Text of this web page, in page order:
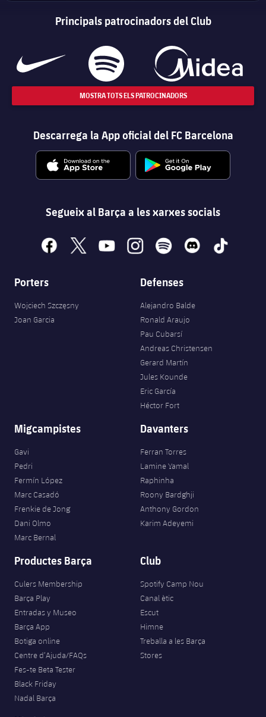
Principals patrocinadors del Club
MOSTRA TOTS ELS PATROCINADORS
Descarrega la App oficial del FC Barcelona
Segueix al Barça a les xarxes socials
facebook
x youtubeinstagramspotify discord tiktok
Porters
Wojciech Szczęsny
Joan Garcia
Defenses
Alejandro Balde
Ronald Araujo
Pau Cubarsí
Andreas Christensen
Gerard Martín
Jules Kounde
Eric García
Héctor Fort
Migcampistes
Gavi
Pedri
Fermín López
Marc Casadó
Frenkie de Jong
Dani Olmo
Marc Bernal
Davanters
Ferran Torres
Lamine Yamal
Raphinha
Roony Bardghji
Anthony Gordon
Karim Adeyemi
Productes Barça
Culers Membership
Barça Play
Entradas y Museo
Barça App
Botiga online
Centre d’Ajuda/FAQs
Fes-te Beta Tester
Black Friday
Nadal Barça
Club
Spotify Camp Nou
Canal ètic
Escut
Himne
Treballa a les Barça
Stores